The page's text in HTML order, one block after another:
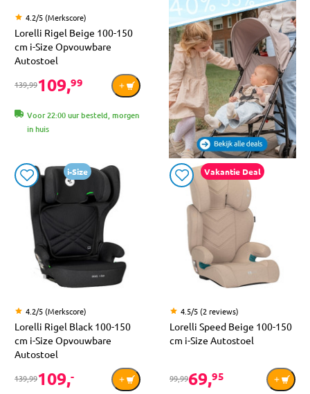
4.2/5 (Merkscore)
Lorelli Rigel Beige 100-150
cm i-Size Opvouwbare
Autostoel
139,99109,99
Voor 22:00 uur besteld, morgen
in huis
i-Size
4.2/5 (Merkscore)
Lorelli Rigel Black 100-150
cm i-Size Opvouwbare
Autostoel
139,99109,-
Vakantie Deal
4.5/5 (2 reviews)
Lorelli Speed Beige 100-150
cm i-Size Autostoel
99,9969,95